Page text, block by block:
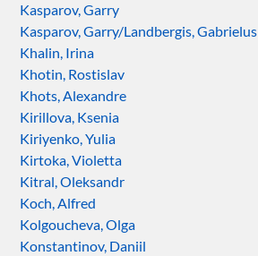
Kasparov, Garry
Kasparov, Garry/Landbergis, Gabrielus
Khalin, Irina
Khotin, Rostislav
Khots, Alexandre
Kirillova, Ksenia
Kiriyenko, Yulia
Kirtoka, Violetta
Kitral, Oleksandr
Koch, Alfred
Kolgoucheva, Olga
Konstantinov, Daniil